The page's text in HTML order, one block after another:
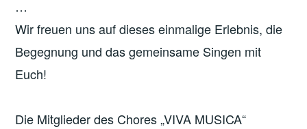
…
Wir freuen uns auf dieses einmalige Erlebnis, die
Begegnung und das gemeinsame Singen mit
Euch!
Die Mitglieder des Chores „VIVA MUSICA“